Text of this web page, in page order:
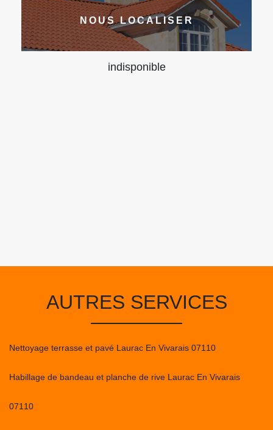
NOUS LOCALISER
indisponible
AUTRES SERVICES
Nettoyage terrasse et pavé Laurac En Vivarais 07110
Habillage de bandeau et planche de rive Laurac En Vivarais
07110